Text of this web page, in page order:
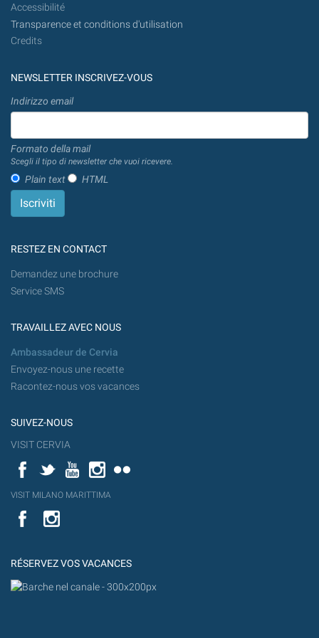
Accessibilité
Transparence et conditions d'utilisation
Credits
NEWSLETTER INSCRIVEZ-VOUS
Indirizzo email
Formato della mail
Scegli il tipo di newsletter che vuoi ricevere.
Plain text HTML
RESTEZ EN CONTACT
Demandez une brochure
Service SMS
TRAVAILLEZ AVEC NOUS
Ambassadeur de Cervia
Envoyez-nous une recette
Racontez-nous vos vacances
SUIVEZ-NOUS
VISIT CERVIA
FacebookTwitterYouTubeInstagram
YouT
VISIT MILANO MARITTIMA
Flick
VISIT
MILANO
YouTube
RÉSERVEZ VOS VACANCES